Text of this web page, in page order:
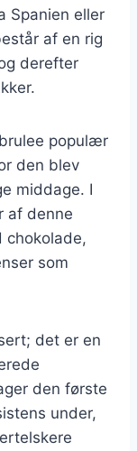
Spanien eller
af en rig
derefter
populær
den blev
middage. I
af denne
chokolade,
som
det er en
den første
under,